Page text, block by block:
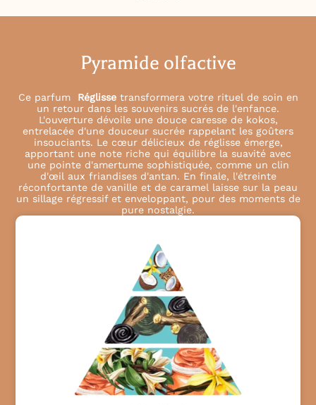
Pyramide olfactive
Ce parfum Réglissetransformera votre rituel de soin en
un retour dans les souvenirs sucrés de l'enfance.
L'ouverture dévoile une douce caresse de kokos,
entrelacée d'une douceur sucrée rappelant les goûters
insouciants. Le cœur délicieux de réglisse émerge,
apportant une note riche qui équilibre la suavité avec
une pointe d'amertume sophistiquée, comme un clin
d'œil aux friandises d'antan. En finale, l'étreinte
réconfortante de vanille et de caramel laisse sur la peau
un sillage régressif et enveloppant, pour des moments de
pure nostalgie.